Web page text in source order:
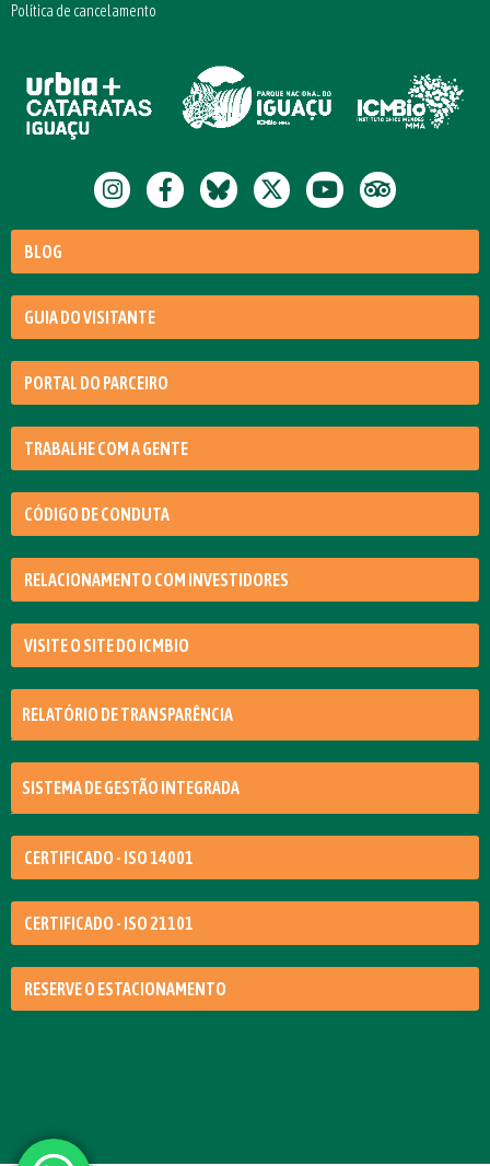
Política de cancelamento
BLOG
GUIA DO VISITANTE
PORTAL DO PARCEIRO
TRABALHE COM A GENTE
CÓDIGO DE CONDUTA
RELACIONAMENTO COM INVESTIDORES
VISITE O SITE DO ICMBIO
RELATÓRIO DE TRANSPARÊNCIA
SISTEMA DE GESTÃO INTEGRADA
CERTIFICADO - ISO 14001
CERTIFICADO - ISO 21101
RESERVE O ESTACIONAMENTO